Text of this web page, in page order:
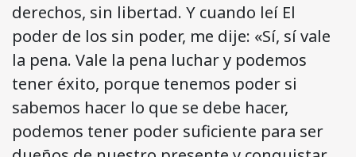
derechos, sin libertad. Y cuando leí El
poder de los sin poder, me dije: «Sí, sí vale
la pena. Vale la pena luchar y podemos
tener éxito, porque tenemos poder si
sabemos hacer lo que se debe hacer,
podemos tener poder suficiente para ser